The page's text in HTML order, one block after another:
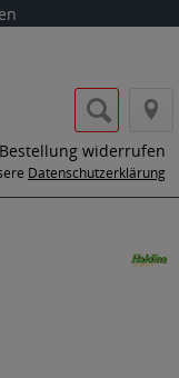
Bestellung widerrufen
Datenschutzerklärung